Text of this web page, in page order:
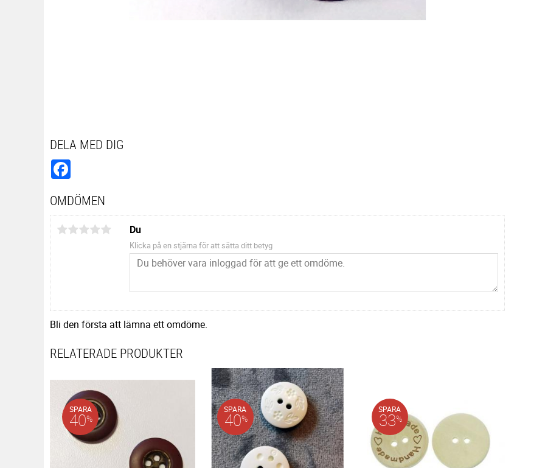
DELA MED DIG
OMDÖMEN
Du
Klicka på en stjärna för att sätta ditt betyg
Bli den första att lämna ett omdöme.
RELATERADE PRODUKTER
SPARA
40%
SPARA
40%
SPARA
33%